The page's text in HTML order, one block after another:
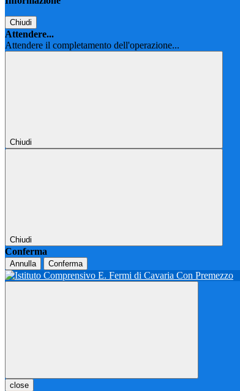
Chiudi
Attendere...
Attendere il completamento dell'operazione...
Chiudi
Chiudi
Conferma
Annulla Conferma
close